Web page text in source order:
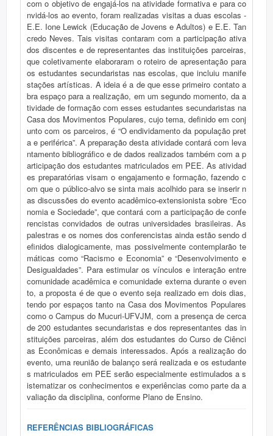
com o objetivo de engajá-los na atividade formativa e para co
nvidá-los ao evento, foram realizadas visitas a duas escolas -
E.E. Ione Lewick (Educação de Jovens e Adultos) e E.E. Tan
credo Neves. Tais visitas contaram com a participação ativa
dos discentes e de representantes das instituições parceiras,
que coletivamente elaboraram o roteiro de apresentação para
os estudantes secundaristas nas escolas, que incluiu manife
stações artísticas. A ideia é a de que esse primeiro contato a
bra espaço para a realização, em um segundo momento, da a
tividade de formação com esses estudantes secundaristas na
Casa dos Movimentos Populares, cujo tema, definido em conj
unto com os parceiros, é “O endividamento da população pret
a e periférica”. A preparação desta atividade contará com leva
ntamento bibliográfico e de dados realizados também com a p
articipação dos estudantes matriculados em PEE. As atividad
es preparatórias visam o engajamento e formação, fazendo c
om que o público-alvo se sinta mais acolhido para se inserir n
as discussões do evento acadêmico-extensionista sobre “Eco
nomia e Sociedade”, que contará com a participação de confe
rencistas convidados de outras universidades brasileiras. As
palestras e os nomes dos conferencistas ainda estão sendo d
efinidos dialogicamente, mas possivelmente contemplarão te
máticas como “Racismo e Economia” e “Desenvolvimento e
Desigualdades”. Para estimular os vínculos e interação entre
comunidade acadêmica e comunidade externa durante o even
to, a proposta é de que o evento seja realizado em dois dias,
tendo por espaços tanto na Casa dos Movimentos Populares
como o Campus do Mucuri-UFVJM, com a presença de cerca
de 200 estudantes secundaristas e dos representantes das in
stituições parceiras, além dos estudantes do Curso de Ciênci
as Econômicas e demais interessados. Após a realização do
evento, uma reunião de balanço será realizada e os estudante
s matriculados em PEE serão especialmente estimulados a s
istematizar os conhecimentos e experiências como parte da a
valiação da disciplina, conforme Plano de Ensino.
REFERÊNCIAS BIBLIOGRÁFICAS